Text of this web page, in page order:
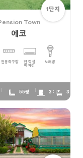
1단지
Town
에코
전용족구장
전 객실
에어컨
노래방
55평 3 : 3